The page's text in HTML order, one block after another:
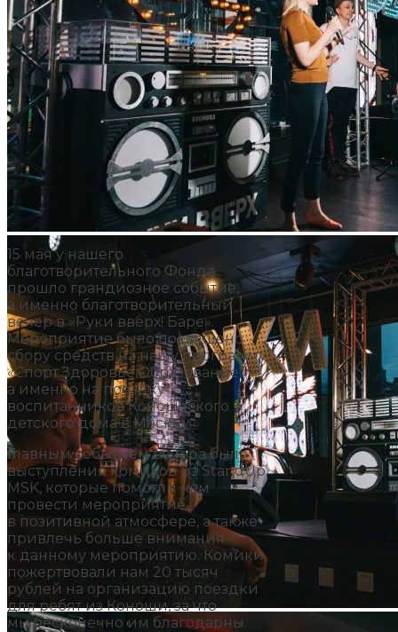
15 мая у нашего
благотворительного Фонда
прошло грандиозное событие,
а именно благотворительный
вечер в «Руки вверх! Баре».
Мероприятие было посвящено
сбору средств на нашу программу
«Спорт.Здоровье.Образование!»
а именно на поездку
воспитанников Коношеского
детского дома в Москву.
Главным событием вечера было
выступления комиков из StandUp
MSK, которые помогли нам
провести мероприятие
в позитивной атмосфере, а также
привлечь больше внимания
к данному мероприятию. Комики
пожертвовали нам 20 тысяч
рублей на организацию поездки
для ребят из Коноши, за что
мы бесконечно им благодарны.